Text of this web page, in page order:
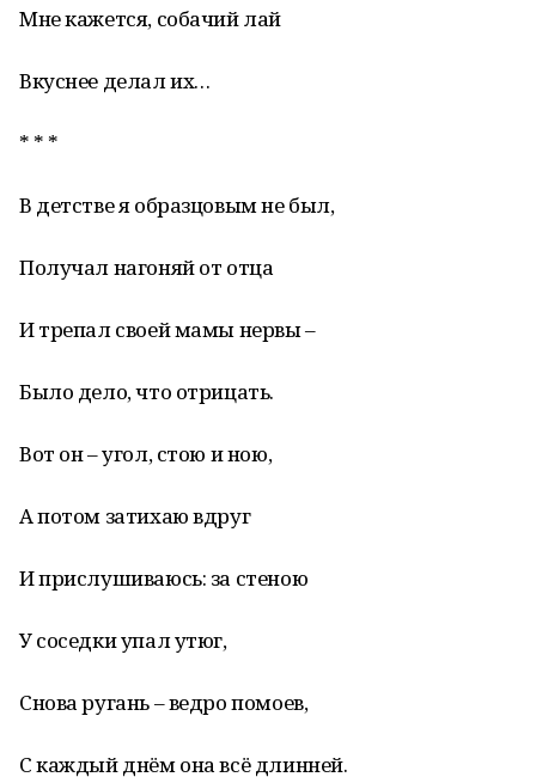
Мне кажется, собачий лай
Вкуснее делал их…
* * *
В детстве я образцовым не был,
Получал нагоняй от отца
И трепал своей мамы нервы –
Было дело, что отрицать.
Вот он – угол, стою и ною,
А потом затихаю вдруг
И прислушиваюсь: за стеною
У соседки упал утюг,
Снова ругань – ведро помоев,
С каждый днём она всё длинней.